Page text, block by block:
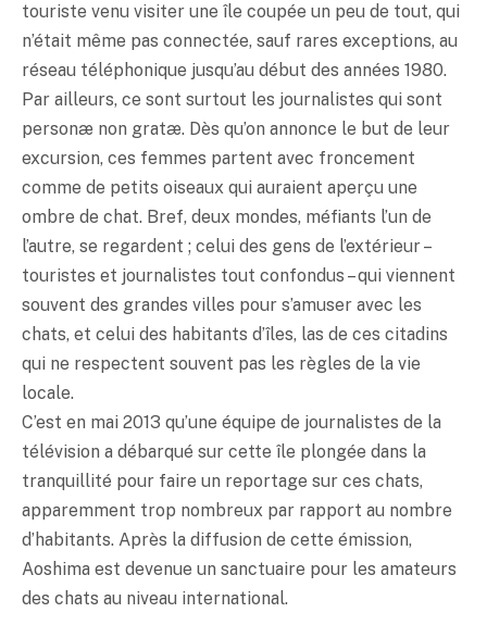
touriste venu visiter une île coupée un peu de tout, qui
n’était même pas connectée, sauf rares exceptions, au
réseau téléphonique jusqu’au début des années 1980.
Par ailleurs, ce sont surtout les journalistes qui sont
personæ non gratæ. Dès qu’on annonce le but de leur
excursion, ces femmes partent avec froncement
comme de petits oiseaux qui auraient aperçu une
ombre de chat. Bref, deux mondes, méfiants l’un de
l’autre, se regardent ; celui des gens de l’extérieur –
touristes et journalistes tout confondus – qui viennent
souvent des grandes villes pour s’amuser avec les
chats, et celui des habitants d’îles, las de ces citadins
qui ne respectent souvent pas les règles de la vie
locale.
C’est en mai 2013 qu’une équipe de journalistes de la
télévision a débarqué sur cette île plongée dans la
tranquillité pour faire un reportage sur ces chats,
apparemment trop nombreux par rapport au nombre
d’habitants. Après la diffusion de cette émission,
Aoshima est devenue un sanctuaire pour les amateurs
des chats au niveau international.